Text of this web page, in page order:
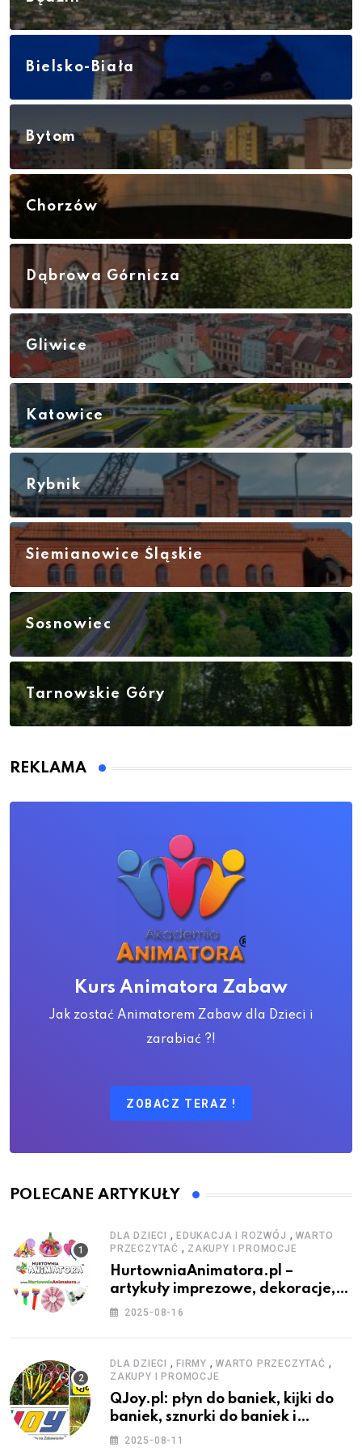
Bielsko-Biała
Bytom
Chorzów
Dąbrowa Górnicza
Gliwice
Katowice
Rybnik
Siemianowice Śląskie
Sosnowiec
Tarnowskie Góry
REKLAMA
Kurs Animatora Zabaw
Jak zostać Animatorem Zabaw dla Dzieci i
zarabiać ?!
ZOBACZ TERAZ !
POLECANE ARTYKUŁY
DLA DZIECI , EDUKACJA I ROZWÓJ , WARTO
PRZECZYTAĆ , ZAKUPY I PROMOCJE
HurtowniaAnimatora.pl –
artykuły imprezowe, dekoracje,
stroje i akcesoria dla animatorów
2025-08-16
DLA DZIECI , FIRMY , WARTO PRZECZYTAĆ ,
ZAKUPY I PROMOCJE
QJoy.pl: płyn do baniek, kijki do
baniek, sznurki do baniek i
zestawy do baniek
2025-08-11